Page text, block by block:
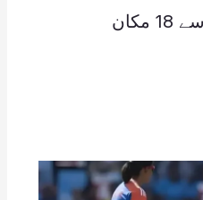
پونچھ: زمین دھنسنے سے 18 مکان